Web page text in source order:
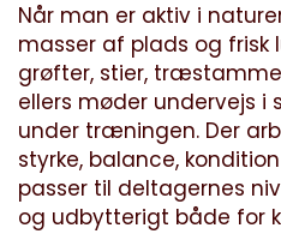
Når man er aktiv i
masser af plads og frisk
grøfter, stier,
ellers møder undervejs i
under træningen. Der
styrke, balance,
passer til deltagernes
og udbytterigt både for